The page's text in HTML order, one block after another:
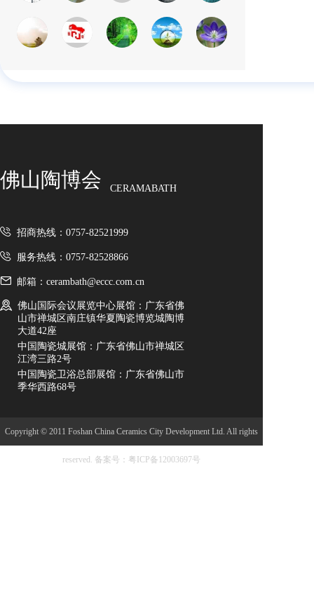
佛山陶博会 CERAMABATH
招商热线：0757-82521999
服务热线：0757-82528866
邮箱：cerambath@eccc.com.cn
佛山国际会议展览中心展馆：广东省佛
山市禅城区南庄镇华夏陶瓷博览城陶博
大道42座
中国陶瓷城展馆：广东省佛山市禅城区
江湾三路2号
中国陶瓷卫浴总部展馆：广东省佛山市
季华西路68号
Copyright © 2011 Foshan China Ceramics City Development Ltd. All rights
reserved. 备案号：粤ICP备12003697号